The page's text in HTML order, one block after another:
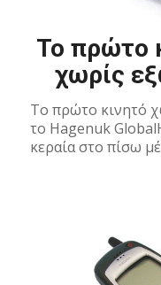
Το πρώτο
χωρίς
Το πρώτο κινητό
το Hagenuk
κεραία στο πίσω